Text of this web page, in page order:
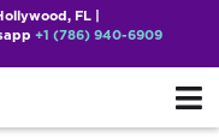
FL |
+1 (786) 940-6909